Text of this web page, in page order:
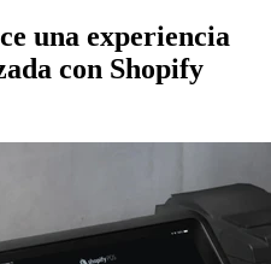
una experiencia
con Shopify